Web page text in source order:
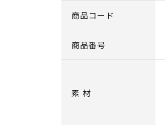
商品コード
商品番号
素 材